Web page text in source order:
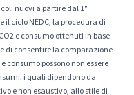
nuovi a partire dal 1°
il ciclo NEDC, la procedura di
e consumo ottenuti in base
di consentire la comparazione
consumo possono non essere
i quali dipendono da
e non esaustivo, allo stile di